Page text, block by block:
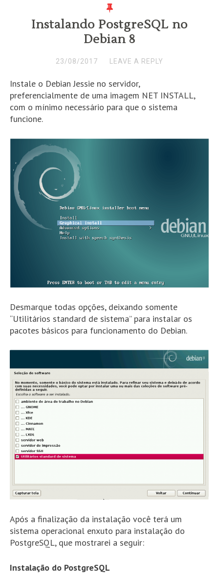
Instalando PostgreSQL no
Debian 8
23/08/2017 LEAVE A REPLY
Instale o Debian Jessie no servidor,
preferencialmente de uma imagem NET INSTALL,
com o mínimo necessário para que o sistema
funcione.
Desmarque todas opções, deixando somente
“Utilitários standard de sistema” para instalar os
pacotes básicos para funcionamento do Debian.
Após a finalização da instalação você terá um
sistema operacional enxuto para instalação do
PostgreSQL, que mostrarei a seguir:
Instalação do PostgreSQL